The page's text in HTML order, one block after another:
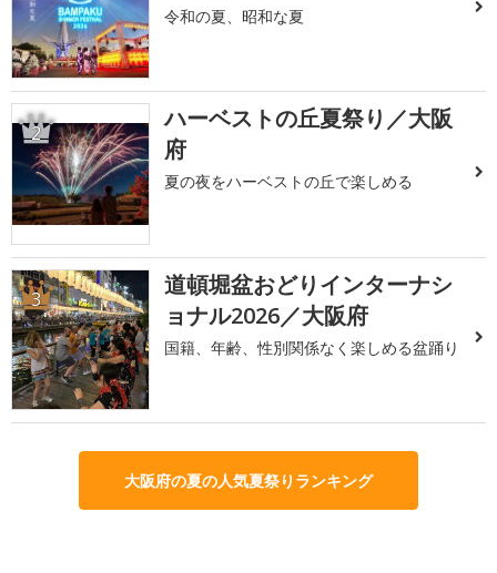
令和の夏、昭和な夏
2
ハーベストの丘夏祭り／大阪
府
夏の夜をハーベストの丘で楽しめる
3
道頓堀盆おどりインターナシ
ョナル2026／大阪府
国籍、年齢、性別関係なく楽しめる盆踊り
大阪府の夏の人気夏祭りランキング